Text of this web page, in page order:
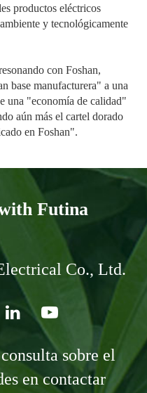
productos eléctricos
y tecnológicamente
con Foshan,
base manufacturera" a una
una "economía de calidad"
aún más el cartel dorado
en Foshan".
Futina
Co., Ltd.
sobre el
en contactar